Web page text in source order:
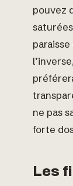
pouvez
ne pas
forte
Les